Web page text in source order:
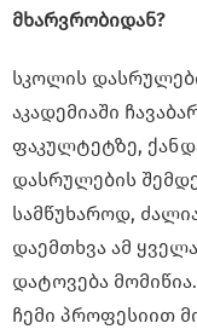
მხარვრობიდან?
სკოლის
აკადემიაში
ფაკულტეტზე,
დასრულების
სამწუხაროდ,
დაემთხვა ამ
დატოვება
ჩემი პროფესიით